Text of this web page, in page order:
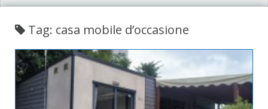
Tag: casa mobile d’occasione